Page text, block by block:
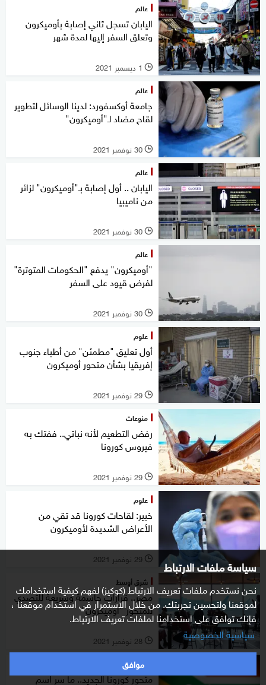
سياسة ملفات الارتباط
نحن نستخدم ملفات تعريف الارتباط (كوكيز) لفهم كيفية استخدامك
لموقعنا ولتحسين تجربتك. من خلال الاستمرار في استخدام موقعنا ،
فإنك توافق على استخدامنا لملفات تعريف الارتباط.
سياسية الخصوصية
موافق
عالم
اليابان تسجل ثاني إصابة بأوميكرون
وتعلق السفر إليها لمدة شهر
l 1 ديسمبر 2021
عالم
جامعة أوكسفورد: لدينا الوسائل لتطوير
لقاح مضاد لـ"أوميكرون"
l 30 نوفمبر 2021
عالم
اليابان .. أول إصابة بـ"أوميكرون" لزائر
من ناميبيا
l 30 نوفمبر 2021
عالم
"أوميكرون" يدفع "الحكومات المتوترة"
لفرض قيود على السفر
l 30 نوفمبر 2021
علوم
أول تعليق "مطمئن" من أطباء جنوب
إفريقيا بشأن متحور أوميكرون
l 29 نوفمبر 2021
منوعات
رفض التطعيم لأنه نباتي.. ففتك به
فيروس كورونا
l 29 نوفمبر 2021
علوم
خبير: لقاحات كورونا قد تقي من
الأعراض الشديدة لأوميكرون
l 29 نوفمبر 2021
شرق أوسط
مصر.. قرارات حاسمة وسريعة للتصدي
للمتحور "أوميكرون"
l 28 نوفمبر 2021
علوم
متحور كورونا الجديد.. ما سر اسم